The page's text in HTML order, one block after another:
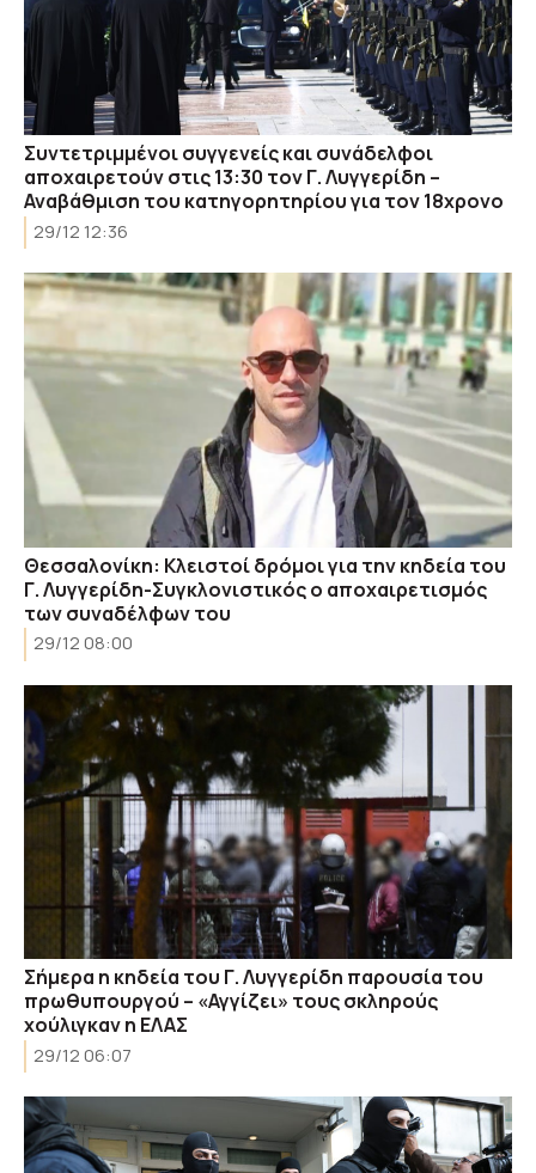
Συντετριμμένοι συγγενείς και συνάδελφοι
αποχαιρετούν στις 13:30 τον Γ. Λυγγερίδη –
Αναβάθμιση του κατηγορητηρίου για τον 18χρονο
29/12 12:36
Θεσσαλονίκη: Κλειστοί δρόμοι για την κηδεία του
Γ. Λυγγερίδη-Συγκλονιστικός ο αποχαιρετισμός
των συναδέλφων του
29/12 08:00
Σήμερα η κηδεία του Γ. Λυγγερίδη παρουσία του
πρωθυπουργού – «Αγγίζει» τους σκληρούς
χούλιγκαν η ΕΛΑΣ
29/12 06:07